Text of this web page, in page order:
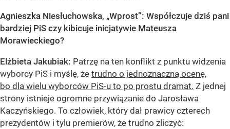
Agnieszka Niesłuchowska, „Wprost”: Współczuje dziś pani
bardziej PiS czy kibicuje inicjatywie Mateusza
Morawieckiego?
Elżbieta Jakubiak: Patrzę na ten konflikt z punktu widzenia
wyborcy PiS i myślę, że trudno o jednoznaczną ocenę,
bo dla wielu wyborców PiS-u to po prostu dramat. Z jednej
strony istnieje ogromne przywiązanie do Jarosława
Kaczyńskiego. To człowiek, który dał prawicy czterech
prezydentów i tylu premierów, że trudno zliczyć: